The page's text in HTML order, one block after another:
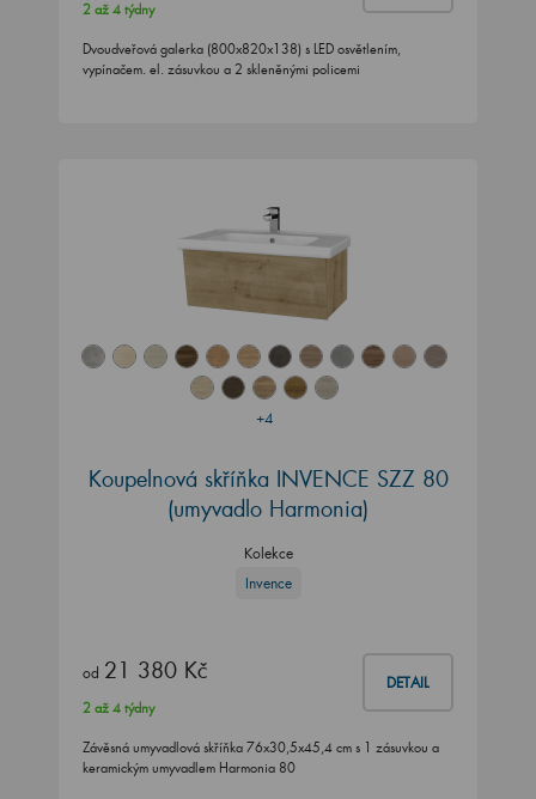
2 až 4 týdny
Dvoudveřová galerka (800x820x138) s LED osvětlením,
vypínačem. el. zásuvkou a 2 skleněnými policemi
+4
Koupelnová skříňka INVENCE SZZ 80
(umyvadlo Harmonia)
Kolekce
Invence
od 21 380 Kč DETAIL
2 až 4 týdny
Závěsná umyvadlová skříňka 76x30,5x45,4 cm s 1 zásuvkou a
keramickým umyvadlem Harmonia 80